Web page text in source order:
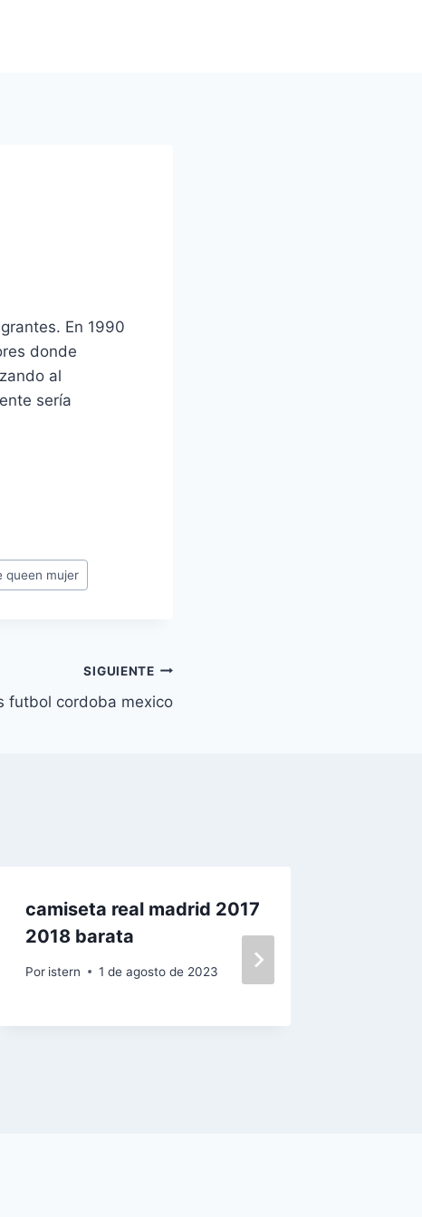
En 1990
donde
al
sería
queen mujer
SIGUIENTE
futbol cordoba mexico
camiseta real madrid 2017
2018 barata
Por istern 1 de agosto de 2023